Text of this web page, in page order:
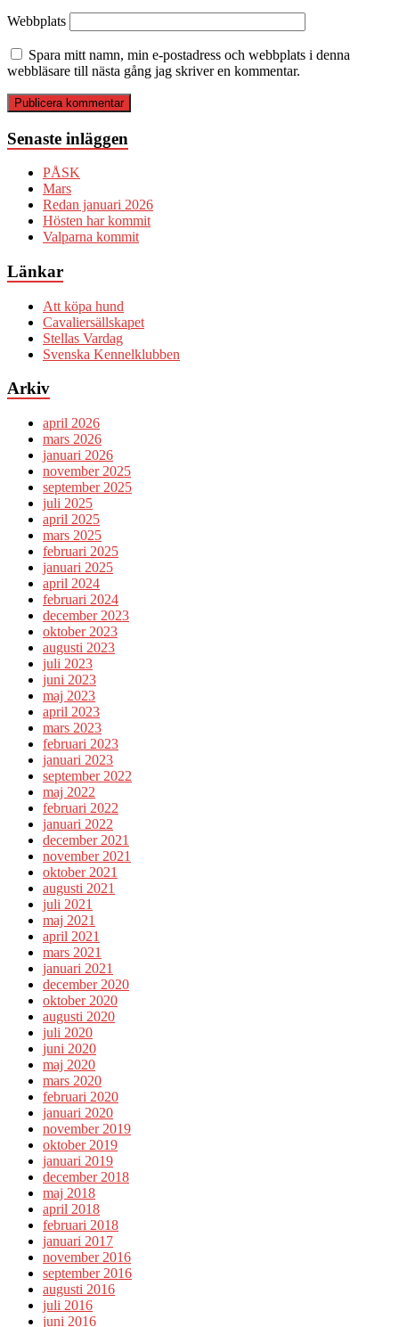
Webbplats
Spara mitt namn, min e-postadress och webbplats i denna
webbläsare till nästa gång jag skriver en kommentar.
Senaste inläggen
PÅSK
Mars
Redan januari 2026
Hösten har kommit
Valparna kommit
Länkar
Att köpa hund
Cavaliersällskapet
Stellas Vardag
Svenska Kennelklubben
Arkiv
april 2026
mars 2026
januari 2026
november 2025
september 2025
juli 2025
april 2025
mars 2025
februari 2025
januari 2025
april 2024
februari 2024
december 2023
oktober 2023
augusti 2023
juli 2023
juni 2023
maj 2023
april 2023
mars 2023
februari 2023
januari 2023
september 2022
maj 2022
februari 2022
januari 2022
december 2021
november 2021
oktober 2021
augusti 2021
juli 2021
maj 2021
april 2021
mars 2021
januari 2021
december 2020
oktober 2020
augusti 2020
juli 2020
juni 2020
maj 2020
mars 2020
februari 2020
januari 2020
november 2019
oktober 2019
januari 2019
december 2018
maj 2018
april 2018
februari 2018
januari 2017
november 2016
september 2016
augusti 2016
juli 2016
juni 2016